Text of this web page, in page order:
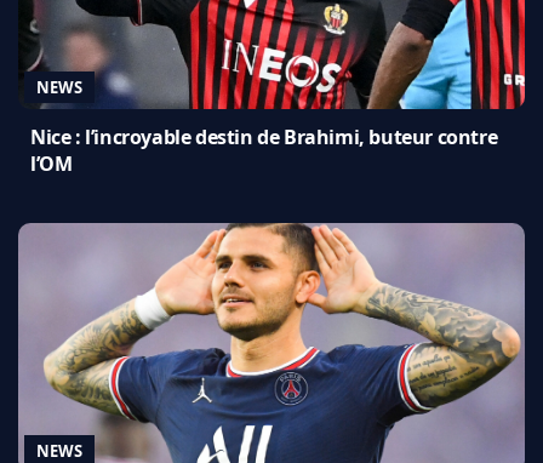
NEWS
Nice : l’incroyable destin de Brahimi, buteur contre
l’OM
NEWS